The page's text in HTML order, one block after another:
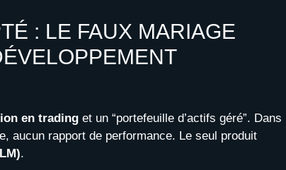
: LE FAUX MARIAGE
en trading et un “portefeuille d’actifs géré”. Dans
aucun rapport de performance. Le seul produit
.